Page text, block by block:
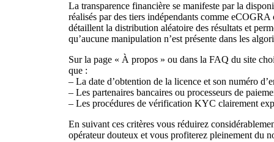
La transparence financière se manifeste par la
réalisés par des tiers indépendants comme
détaillent la distribution aléatoire des résultats et
qu’aucune manipulation n’est présente dans les
Sur la page « À propos » ou dans la FAQ du site
que :
– La date d’obtention de la licence et son numéro
– Les partenaires bancaires ou processeurs de
– Les procédures de vérification KYC clairement
En suivant ces critères vous réduirez
opérateur douteux et vous profiterez pleinement du